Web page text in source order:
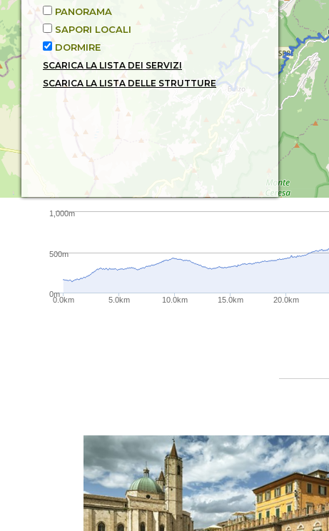
0.0km 5.0km 10.0km 15.0km 20.0km
0m
500m
1,000m
PANORAMA
SAPORI LOCALI
DORMIRE
SCARICA LA LISTA DEI SERVIZI
SCARICA LA LISTA DELLE STRUTTURE